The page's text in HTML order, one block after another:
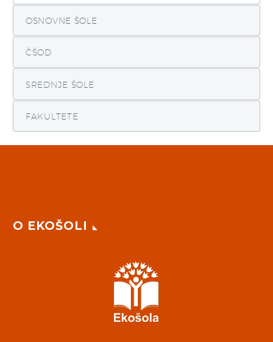
OSNOVNE ŠOLE
ČŠOD
SREDNJE ŠOLE
FAKULTETE
O EKOŠOLI